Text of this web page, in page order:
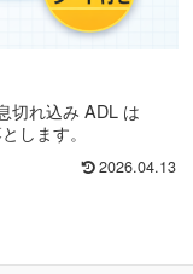
切れ込み ADL は
します。
2026.04.13